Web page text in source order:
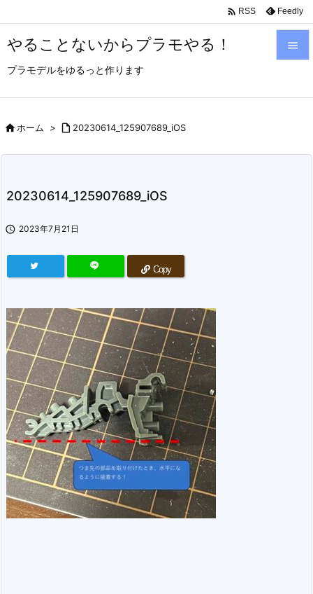
やることないからプラモやる！
プラモデルをゆるっと作ります

 RSS Feedly
ホーム >  20230614_125907689_iOS
20230614_125907689_iOS
 2023年7月21日
Copy